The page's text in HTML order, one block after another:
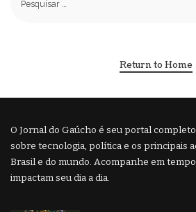
Return to Home
O Jornal do Gaúcho é seu portal
sobre tecnologia, política e os principais
Brasil e do mundo. Acompanhe em
impactam seu dia a dia.